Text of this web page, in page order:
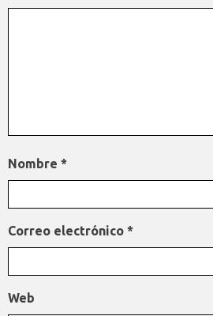
Nombre *
Correo electrónico *
Web